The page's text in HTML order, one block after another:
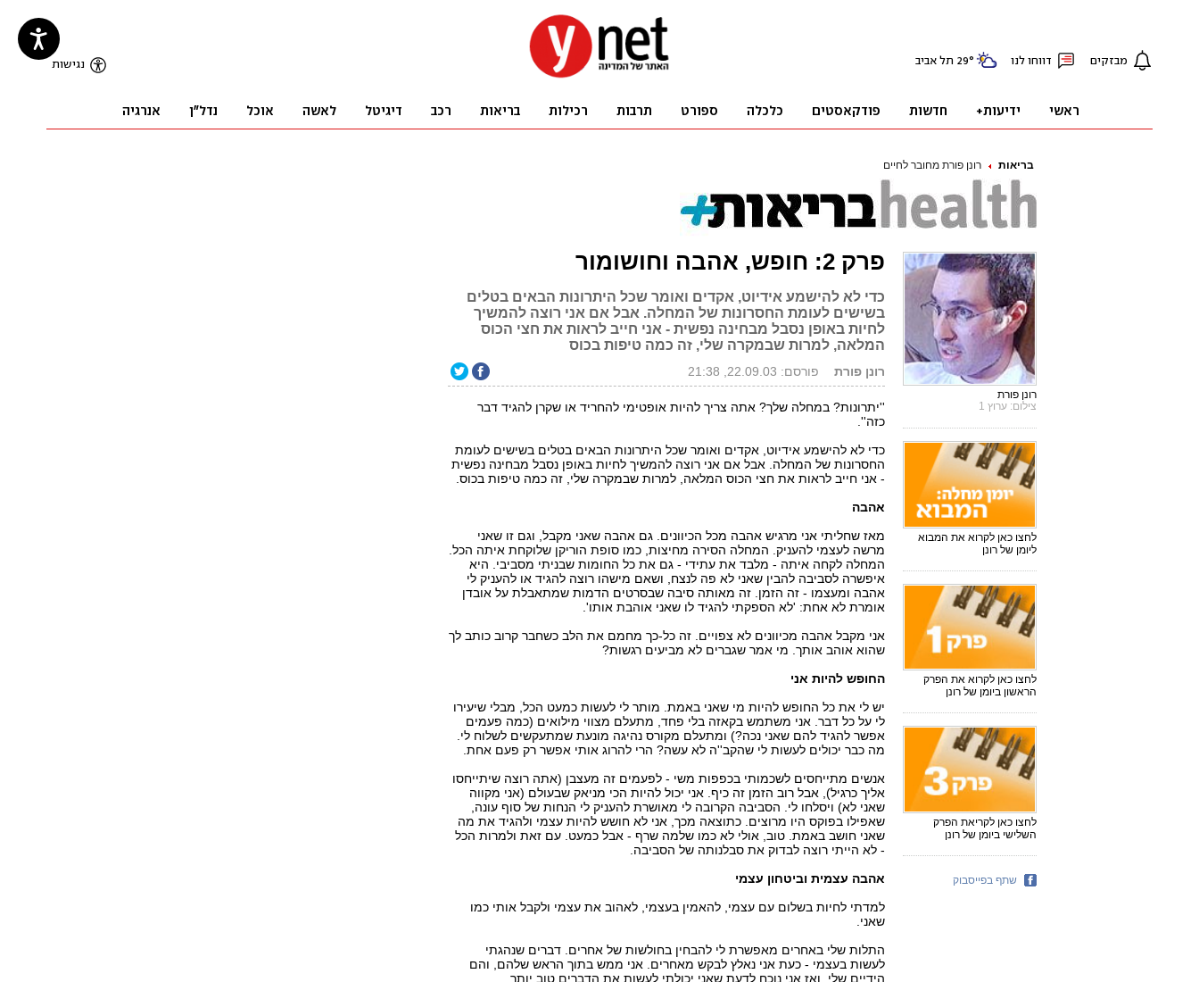
בריאות רונן פורת מחובר לחיים
פרק 2: חופש, אהבה וחושומור
כדי לא להישמע אידיוט, אקדים ואומר שכל היתרונות הבאים בטלים
בשישים לעומת החסרונות של המחלה. אבל אם אני רוצה להמשיך
לחיות באופן נסבל מבחינה נפשית - אני חייב לראות את חצי הכוס
המלאה, למרות שבמקרה שלי, זה כמה טיפות בכוס
רונן פורת פורסם: 22.09.03, 21:38
''יתרונות? במחלה שלך? אתה צריך להיות אופטימי להחריד או שקרן להגיד דבר
כזה''.
כדי לא להישמע אידיוט, אקדים ואומר שכל היתרונות הבאים בטלים בשישים לעומת
החסרונות של המחלה. אבל אם אני רוצה להמשיך לחיות באופן נסבל מבחינה נפשית
- אני חייב לראות את חצי הכוס המלאה, למרות שבמקרה שלי, זה כמה טיפות בכוס.
אהבה
מאז שחליתי אני מרגיש אהבה מכל הכיוונים. גם אהבה שאני מקבל, וגם זו שאני
מרשה לעצמי להעניק. המחלה הסירה מחיצות, כמו סופת הוריקן שלוקחת איתה הכל.
המחלה לקחה איתה - מלבד את עתידי - גם את כל החומות שבניתי מסביבי. היא
איפשרה לסביבה להבין שאני לא פה לנצח, ושאם מישהו רוצה להגיד או להעניק לי
אהבה ומעצמו - זה הזמן. זה מאותה סיבה שבסרטים הדמות שמתאבלת על אובדן
אומרת לא אחת: 'לא הספקתי להגיד לו שאני אוהבת אותו'.
אני מקבל אהבה מכיוונים לא צפויים. זה כל-כך מחמם את הלב כשחבר קרוב כותב לך
שהוא אוהב אותך. מי אמר שגברים לא מביעים רגשות?
החופש להיות אני
יש לי את כל החופש להיות מי שאני באמת. מותר לי לעשות כמעט הכל, מבלי שיעירו
לי על כל דבר. אני משתמש בקאזה בלי פחד, מתעלם מצווי מילואים (כמה פעמים
אפשר להגיד להם שאני נכה?) ומתעלם מקורס נהיגה מונעת שמתעקשים לשלוח לי.
מה כבר יכולים לעשות לי שהקב''ה לא עשה? הרי להרוג אותי אפשר רק פעם אחת.
אנשים מתייחסים לשכמותי בכפפות משי - לפעמים זה מעצבן (אתה רוצה שיתייחסו
אליך כרגיל), אבל רוב הזמן זה כיף. אני יכול להיות הכי מניאק שבעולם (אני מקווה
שאני לא) ויסלחו לי. הסביבה הקרובה לי מאושרת להעניק לי הנחות של סוף עונה,
שאפילו בפוקס היו מרוצים. כתוצאה מכך, אני לא חושש להיות עצמי ולהגיד את מה
שאני חושב באמת. טוב, אולי לא כמו שלמה שרף - אבל כמעט. עם זאת ולמרות הכל
- לא הייתי רוצה לבדוק את סבלנותה של הסביבה.
אהבה עצמית וביטחון עצמי
למדתי לחיות בשלום עם עצמי, להאמין בעצמי, לאהוב את עצמי ולקבל אותי כמו
שאני.
התלות שלי באחרים מאפשרת לי להבחין בחולשות של אחרים. דברים שנהגתי
לעשות בעצמי - כעת אני נאלץ לבקש מאחרים. אני ממש בתוך הראש שלהם, והם
הידיים שלי, ואז אני נוכח לדעת שאני יכולתי לעשות את הדברים טוב יותר.
רונן פורת
צילום: ערוץ 1
לחצו כאן לקרוא את המבוא
ליומן של רונן
לחצו כאן לקרוא את הפרק
הראשון ביומן של רונן
לחצו כאן לקריאת הפרק
השלישי ביומן של רונן
שתף בפייסבוק